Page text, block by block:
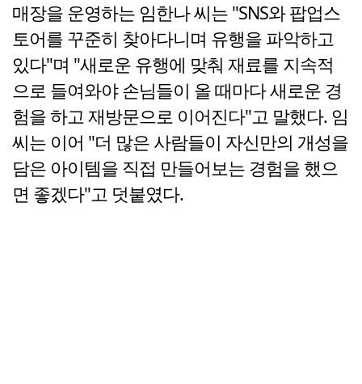
매장을 운영하는 임한나 씨는 "SNS와 팝업스
토어를 꾸준히 찾아다니며 유행을 파악하고
있다"며 "새로운 유행에 맞춰 재료를 지속적
으로 들여와야 손님들이 올 때마다 새로운 경
험을 하고 재방문으로 이어진다"고 말했다. 임
씨는 이어 "더 많은 사람들이 자신만의 개성을
담은 아이템을 직접 만들어보는 경험을 했으
면 좋겠다"고 덧붙였다.